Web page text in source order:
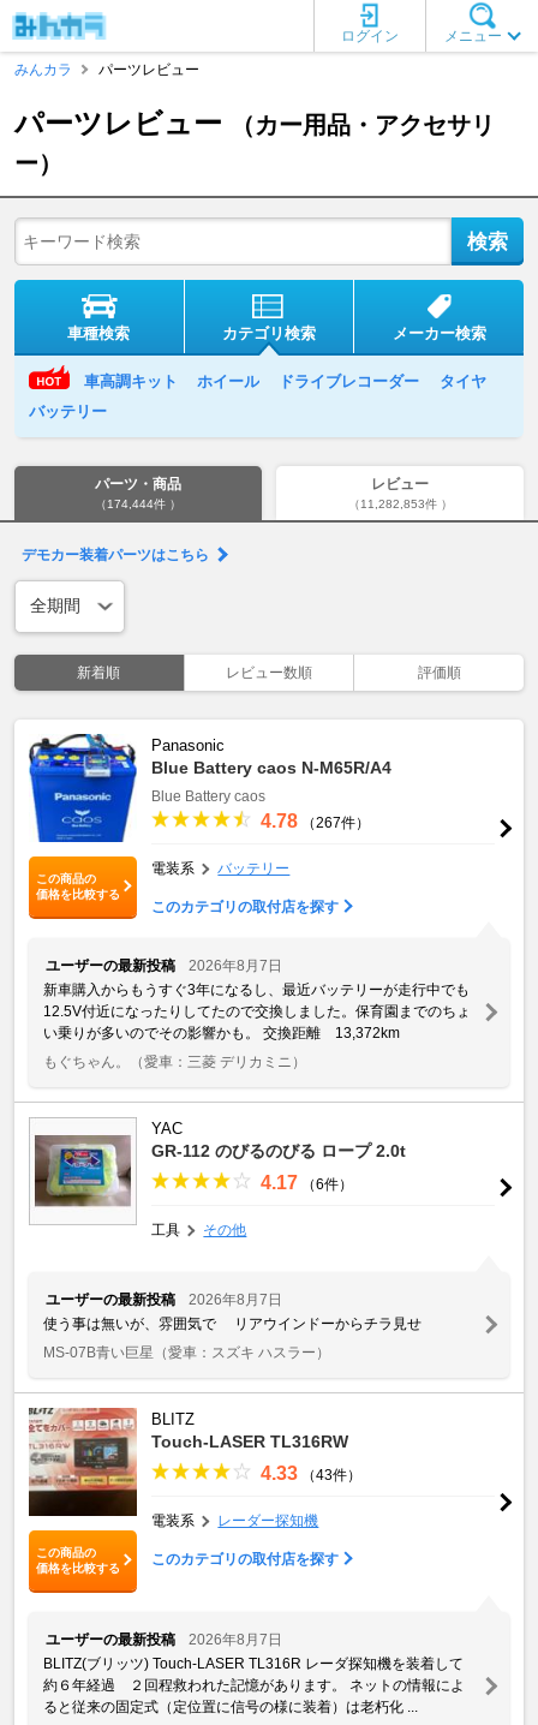
メニュー
ログイン
みんカラ
パーツレビュー
パーツレビュー
（カー用品・アクセサリ
ー）
車種検索 カテゴリ検索 メーカー検索
車高調キット ホイール ドライブレコーダー
タイヤ
バッテリー
パーツ・商品
（174,444件 ）
レビュー
（11,282,853件 ）
デモカー装着パーツはこちら
新着順 レビュー数順 評価順
この商品の
価格を比較する
Panasonic
Blue Battery caos N-M65R/A4
Blue Battery caos
4.78 （267件）
電装系 バッテリー
このカテゴリの取付店を探す
ユーザーの最新投稿
2026年8月7日
新車購入からもうすぐ3年になるし、最近バッテリーが走行中でも
12.5V付近になったりしてたので交換しました。保育園までのちょ
い乗りが多いのでその影響かも。 交換距離 13,372km
もぐちゃん。
（愛車：三菱 デリカミニ）
YAC
GR-112 のびるのびる ロープ 2.0t
4.17 （6件）
工具 その他
ユーザーの最新投稿
2026年8月7日
使う事は無いが、雰囲気で リアウインドーからチラ見せ
MS-07B青い巨星 （愛車：スズキ ハスラー）
この商品の
価格を比較する
BLITZ
Touch-LASER TL316RW
4.33 （43件）
電装系 レーダー探知機
このカテゴリの取付店を探す
ユーザーの最新投稿
2026年8月7日
BLITZ(ブリッツ) Touch-LASER TL316R レーダ探知機を装着して
約６年経過 ２回程救われた記憶があります。 ネットの情報によ
ると従来の固定式（定位置に信号の様に装着）は老朽化 ...